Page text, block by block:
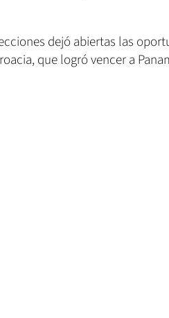
dejó abiertas las
que logró vencer a